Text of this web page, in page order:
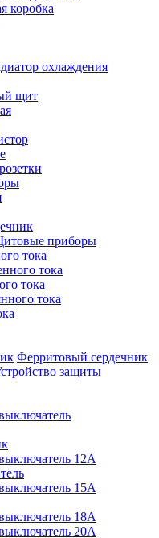
коробка
охлаждения
щит
приборы
тока
тока
тока
тока
Ферритовый сердечник
защиты
12А
15А
18А
20А